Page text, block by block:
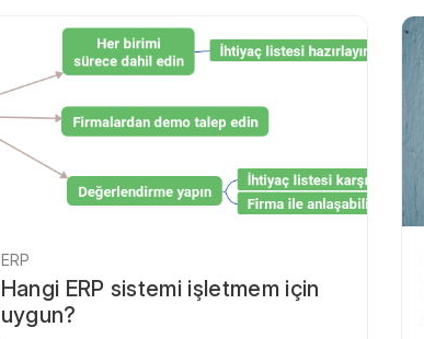
ERP
Hangi ERP sistemi işletmem için
uygun?